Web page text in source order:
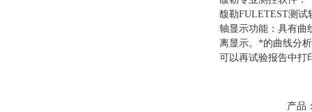
馥勒FULETEST测试
轴显示功能：具有曲
离显示。*的曲线分
可以再试验报告中打
产品